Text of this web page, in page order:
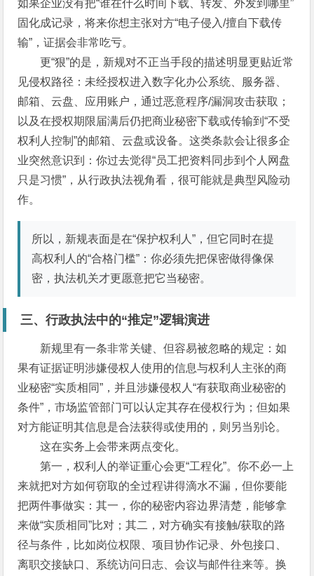
如果企业没有把“谁在什么时间下载、转发、外发到哪里”
固化成记录，将来你想主张对方“电子侵入/擅自下载传
输”，证据会非常吃亏。
更“狠”的是，新规对不正当手段的描述明显更贴近常
见侵权路径：未经授权进入数字化办公系统、服务器、
邮箱、云盘、应用账户，通过恶意程序/漏洞攻击获取；
以及在授权期限届满后仍把商业秘密下载或传输到“不受
权利人控制”的邮箱、云盘或设备。这类条款会让很多企
业突然意识到：你过去觉得“员工把资料同步到个人网盘
只是习惯”，从行政执法视角看，很可能就是典型风险动
作。
所以，新规表面是在“保护权利人”，但它同时在提
高权利人的“合格门槛”：你必须先把保密做得像保
密，执法机关才更愿意把它当秘密。
三、行政执法中的“推定”逻辑演进
新规里有一条非常关键、但容易被忽略的规定：如
果有证据证明涉嫌侵权人使用的信息与权利人主张的商
业秘密“实质相同”，并且涉嫌侵权人“有获取商业秘密的
条件”，市场监管部门可以认定其存在侵权行为；但如果
对方能证明其信息是合法获得或使用的，则另当别论。
这在实务上会带来两点变化。
第一，权利人的举证重心会更“工程化”。你不必一上
来就把对方如何窃取的全过程讲得滴水不漏，但你要能
把两件事做实：其一，你的秘密内容边界清楚，能够拿
来做“实质相同”比对；其二，对方确实有接触/获取的路
径与条件，比如岗位权限、项目协作记录、外包接口、
离职交接缺口、系统访问日志、会议与邮件往来等。换